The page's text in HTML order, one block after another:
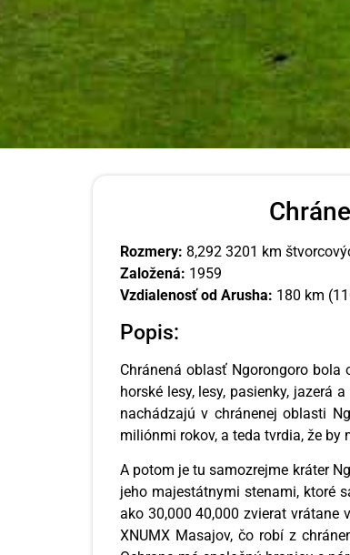
Rozmery: 8,292 3201 km
Založená: 1959
Vzdialenosť od Arusha: 180 km
Popis:
Chránená oblasť Ngorongoro bola
horské lesy, lesy, pasienky, jazerá
nachádzajú v chránenej oblasti
miliónmi rokov, a teda tvrdia, že
A potom je tu samozrejme kráter
jeho majestátnymi stenami, ktoré
ako 30,000 40,000 zvierat vrátane
XNUMX Masajov, čo robí z